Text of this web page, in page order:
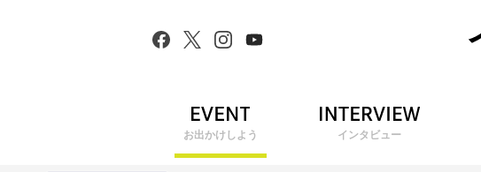
お出かけしよう インタビュー